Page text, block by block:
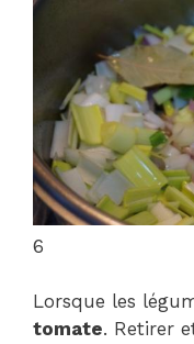
6
Lorsque les
tomate. Retirer